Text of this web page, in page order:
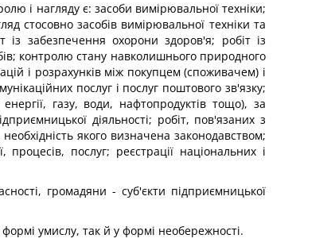
і нагляду є: засоби вимірювальної техніки;
стосовно засобів вимірювальної техніки та
забезпечення охорони здоров'я; робіт із
контролю стану навколишнього природного
і розрахунків між покупцем (споживачем) і
послуг і послуг поштового зв'язку;
газу, води, нафтопродуктів тощо), за
діяльності; робіт, пов'язаних з
якого визначена законодавством;
послуг; реєстрації національних і
громадяни - суб'єкти підприємницької
умислу, так й у формі необережності.